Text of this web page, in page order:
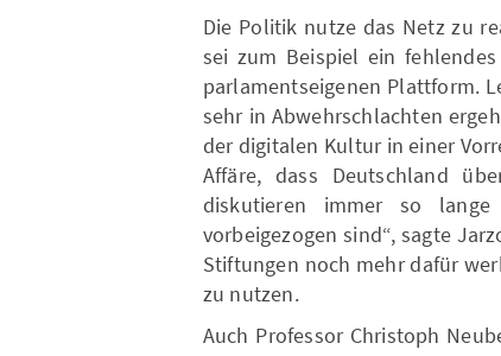
Die Politik nutze das Netz zu
sei zum Beispiel ein
parlamentseigenen Plattform.
sehr in Abwehrschlachten
der digitalen Kultur in einer
Affäre, dass Deutschland
diskutieren immer so
vorbeigezogen sind“, sagte
Stiftungen noch mehr dafür
zu nutzen.
Auch Professor Christoph